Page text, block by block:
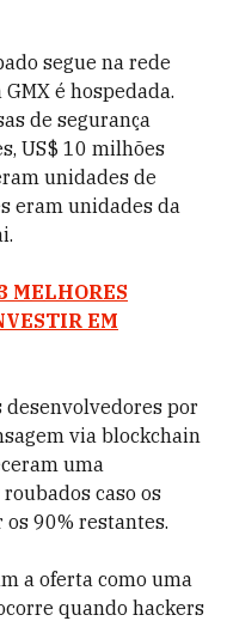
segue na rede
GMX é hospedada.
de segurança
US$ 10 milhões
unidades de
eram unidades da
MELHORES
EM
desenvolvedores por
via blockchain
uma
caso os
90% restantes.
a oferta como uma
quando hackers